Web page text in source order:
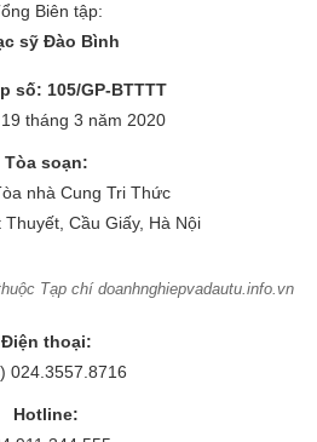
Biên tập:
sỹ Đào Bình
số: 105/GP-BTTTT
tháng 3 năm 2020
Tòa soạn:
nhà Cung Tri Thức
Cầu Giấy, Hà Nội
Tạp chí doanhnghiepvadautu.info.vn
Điện thoại:
024.3557.8716
Hotline: